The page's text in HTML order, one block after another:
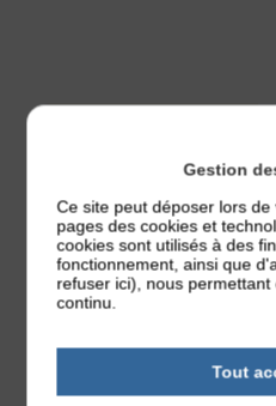
Mardi 01
Gestion
Ce site peut déposer lors
pages des cookies et
cookies sont utilisés à des
fonctionnement, ainsi que
refuser ici), nous
continu.
Tout